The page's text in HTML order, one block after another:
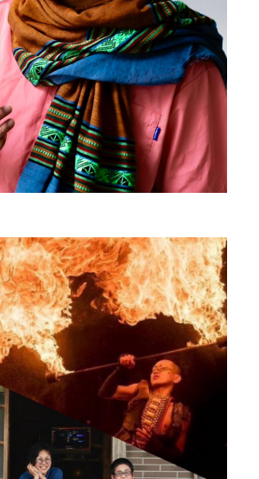
performance
PROFILE
マチーデフ
・Rap creator